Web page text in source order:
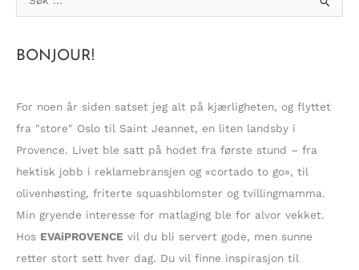
ø
e
t
e
r
:
BONJOUR!
For noen år siden satset jeg alt på kjærligheten, og flyttet
fra "store" Oslo til Saint Jeannet, en liten landsby i
Provence. Livet ble satt på hodet fra første stund – fra
hektisk jobb i reklamebransjen og «cortado to go», til
olivenhøsting, friterte squashblomster og tvillingmamma.
Min gryende interesse for matlaging ble for alvor vekket.
Hos EVAiPROVENCE vil du bli servert gode, men sunne
retter stort sett hver dag. Du vil finne inspirasjon til